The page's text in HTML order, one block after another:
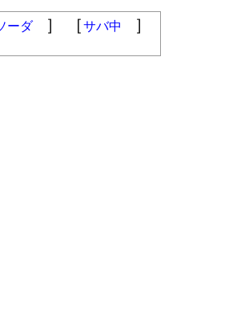
ーダ ］ ［サバ中 ］